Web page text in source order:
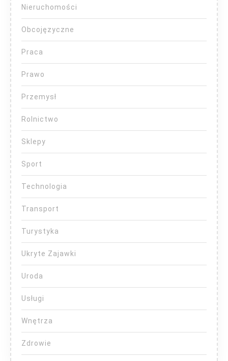
Nieruchomości
Obcojęzyczne
Praca
Prawo
Przemysł
Rolnictwo
Sklepy
Sport
Technologia
Transport
Turystyka
Ukryte Zajawki
Uroda
Usługi
Wnętrza
Zdrowie